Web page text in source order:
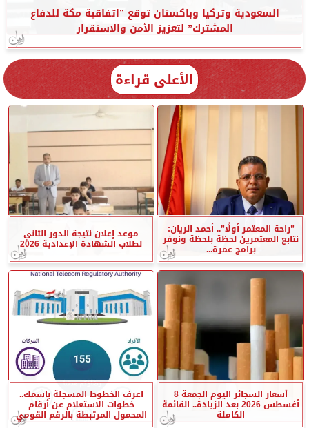
السعودية وتركيا وباكستان توقع ”اتفاقية مكة للدفاع
المشترك” لتعزيز الأمن والاستقرار
الأعلى قراءة
”راحة المعتمر أولًا”.. أحمد الريان:
نتابع المعتمرين لحظة بلحظة ونوفر
برامج عمرة...
موعد إعلان نتيجة الدور الثاني
لطلاب الشهادة الإعدادية 2026
أسعار السجائر اليوم الجمعة 8
أغسطس 2026 بعد الزيادة.. القائمة
الكاملة
اعرف الخطوط المسجلة باسمك..
خطوات الاستعلام عن أرقام
المحمول المرتبطة بالرقم القومي